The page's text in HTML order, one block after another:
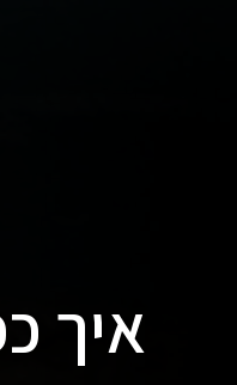
איך